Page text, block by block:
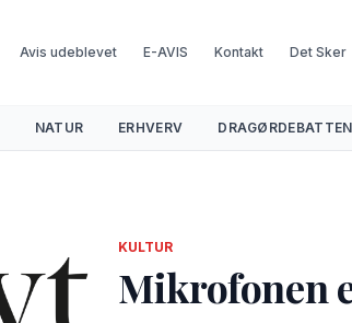
Avis udeblevet E-AVIS Kontakt Det Sker
NATUR ERHVERV DRAGØRDEBATTEN
KULTUR
Mikrofonen